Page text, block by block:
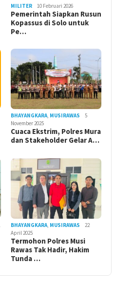
MILITER 10 Februari 2026
Pemerintah Siapkan Rusun
Kopassus di Solo untuk
Pe…
BHAYANGKARA MUSIRAWAS
5
November 2025
Cuaca Ekstrim, Polres Mura
dan Stakeholder Gelar A…
BHAYANGKARA MUSIRAWAS
22
April 2025
Termohon Polres Musi
Rawas Tak Hadir, Hakim
Tunda …